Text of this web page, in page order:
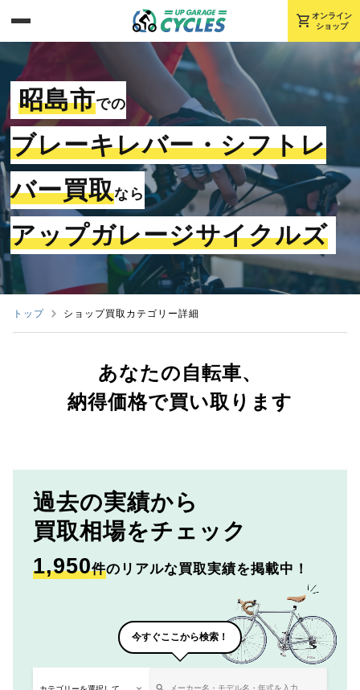
shopping_cart オンライン
ショップ
昭島市での
ブレーキレバー・シフトレ
バー買取なら
アップガレージサイクルズ
トップ ショップ買取カテゴリー詳細
あなたの自転車、
納得価格で買い取ります
過去の実績から
買取相場をチェック
1,950件のリアルな買取実績を掲載中！
今すぐここから検索！